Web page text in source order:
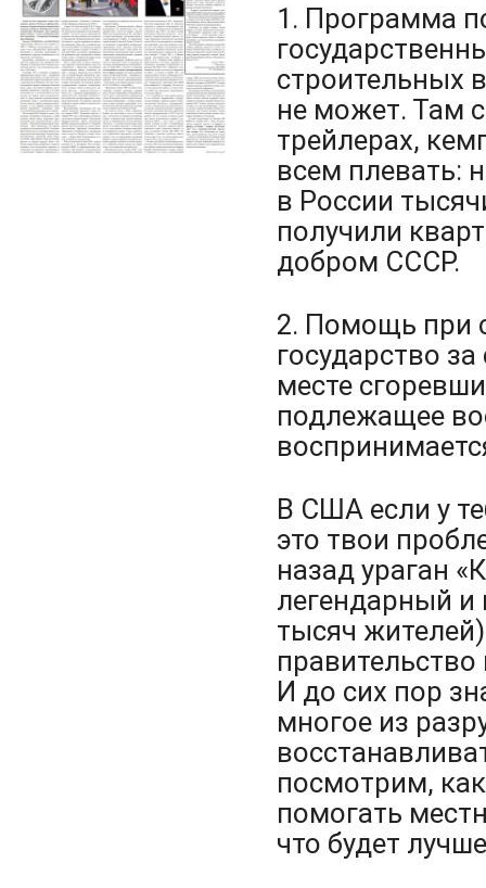
1. Программа
строительных
не может. Там
трейлерах,
всем плевать:
в России
получили
добром СССР.
2. Помощь при
государство
месте
подлежащее
В США если у
это твои
назад ураган
легендарный
тысяч
И до сих пор
многое из
посмотрим,
помогать
что будет